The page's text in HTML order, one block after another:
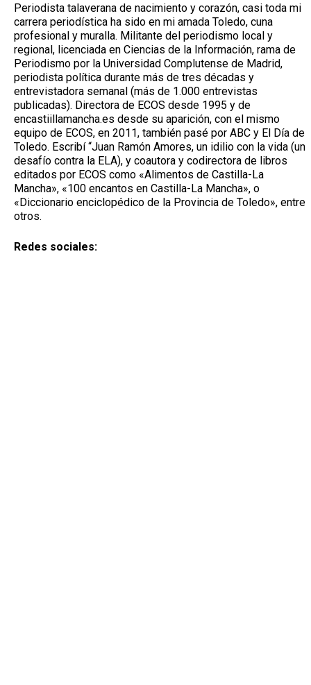
Periodista talaverana de nacimiento y corazón, casi toda mi
carrera periodística ha sido en mi amada Toledo, cuna
profesional y muralla. Militante del periodismo local y
regional, licenciada en Ciencias de la Información, rama de
Periodismo por la Universidad Complutense de Madrid,
periodista política durante más de tres décadas y
entrevistadora semanal (más de 1.000 entrevistas
publicadas). Directora de ECOS desde 1995 y de
encastiillamancha.es desde su aparición, con el mismo
equipo de ECOS, en 2011, también pasé por ABC y El Día de
Toledo. Escribí “Juan Ramón Amores, un idilio con la vida (un
desafío contra la ELA), y coautora y codirectora de libros
editados por ECOS como «Alimentos de Castilla-La
Mancha», «100 encantos en Castilla-La Mancha», o
«Diccionario enciclopédico de la Provincia de Toledo», entre
otros.
Redes sociales: